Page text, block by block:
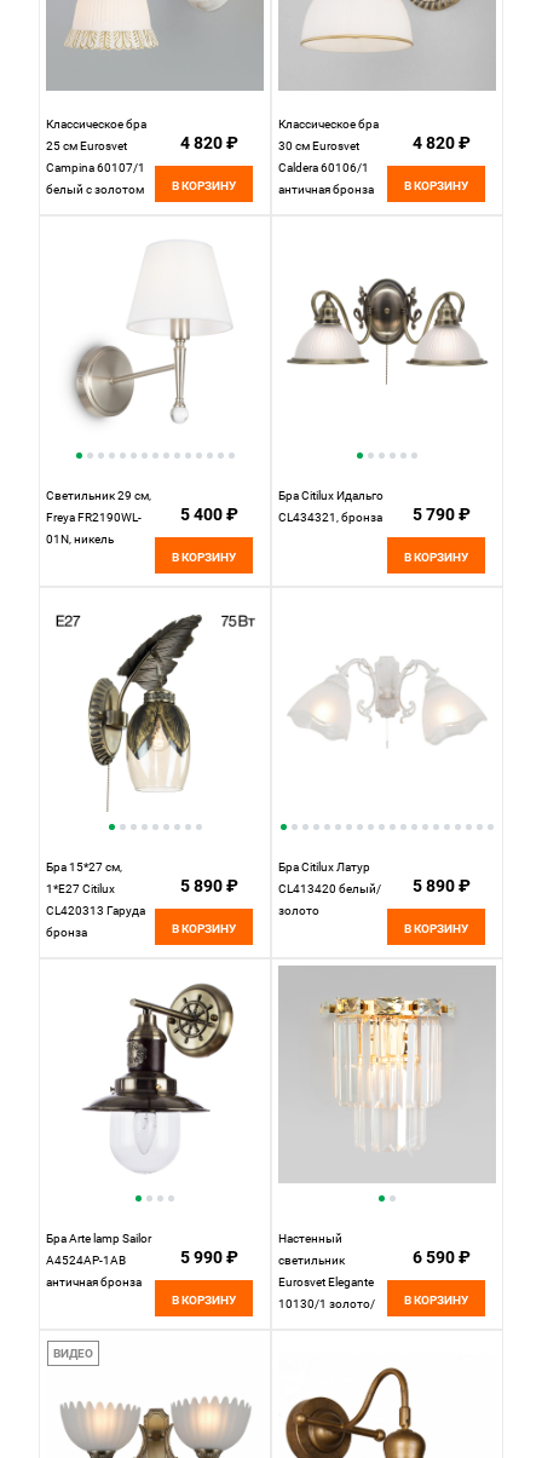
Классическое бра
25 см Eurosvet
Campina 60107/1
белый с золотом
4 820 ₽
В КОРЗИНУ
Классическое бра
30 см Eurosvet
Caldera 60106/1
античная бронза
4 820 ₽
В КОРЗИНУ
Светильник 29 см,
Freya FR2190WL-
01N, никель
5 400 ₽
В КОРЗИНУ
Бра Citilux Идальго
CL434321, бронза
5 790 ₽
В КОРЗИНУ
Бра 15*27 см,
1*Е27 Citilux
CL420313 Гаруда
бронза
5 890 ₽
В КОРЗИНУ
Бра Citilux Латур
CL413420 белый/
золото
5 890 ₽
В КОРЗИНУ
Бра Arte lamp Sailor
A4524AP-1AB
античная бронза
5 990 ₽
В КОРЗИНУ
Настенный
светильник
Eurosvet Elegante
10130/1 золото/
6 590 ₽
В КОРЗИНУ
ВИДЕО